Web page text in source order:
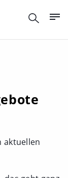
aktuellen